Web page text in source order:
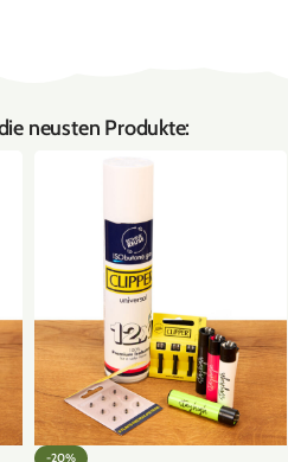
neusten Produkte:
-20%